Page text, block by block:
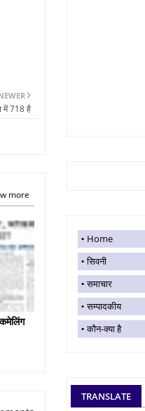
में 718 है
more
Home
सिवनी
समाचार
सम्पादकीय
कौन-क्या है
TRANSLATE